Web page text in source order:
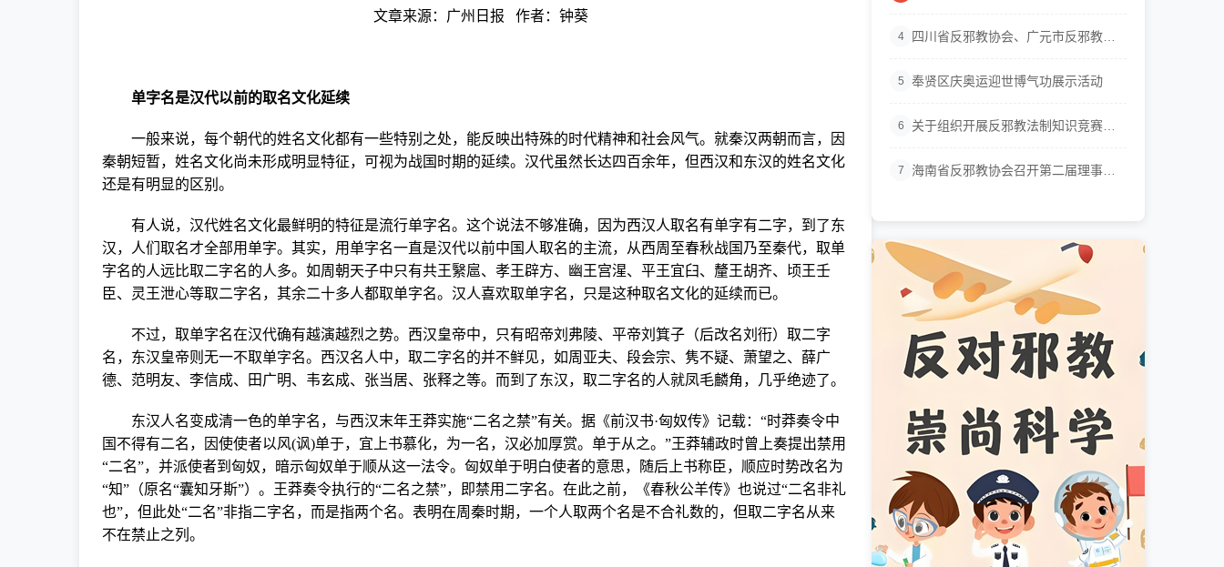
文章来源：广州日报 作者：钟葵
单字名是汉代以前的取名文化延续
一般来说，每个朝代的姓名文化都有一些特别之处，能反映出特殊的时代精神和社会风气。就秦汉两朝而言，因
秦朝短暂，姓名文化尚未形成明显特征，可视为战国时期的延续。汉代虽然长达四百余年，但西汉和东汉的姓名文化
还是有明显的区别。
有人说，汉代姓名文化最鲜明的特征是流行单字名。这个说法不够准确，因为西汉人取名有单字有二字，到了东
汉，人们取名才全部用单字。其实，用单字名一直是汉代以前中国人取名的主流，从西周至春秋战国乃至秦代，取单
字名的人远比取二字名的人多。如周朝天子中只有共王繄扈、孝王辟方、幽王宫湦、平王宜臼、釐王胡齐、顷王壬
臣、灵王泄心等取二字名，其余二十多人都取单字名。汉人喜欢取单字名，只是这种取名文化的延续而已。
不过，取单字名在汉代确有越演越烈之势。西汉皇帝中，只有昭帝刘弗陵、平帝刘箕子（后改名刘衎）取二字
名，东汉皇帝则无一不取单字名。西汉名人中，取二字名的并不鲜见，如周亚夫、段会宗、隽不疑、萧望之、薛广
德、范明友、李信成、田广明、韦玄成、张当居、张释之等。而到了东汉，取二字名的人就凤毛麟角，几乎绝迹了。
东汉人名变成清一色的单字名，与西汉末年王莽实施“二名之禁”有关。据《前汉书·匈奴传》记载：“时莽奏令中
国不得有二名，因使使者以风(讽)单于，宜上书慕化，为一名，汉必加厚赏。单于从之。”王莽辅政时曾上奏提出禁用
“二名”，并派使者到匈奴，暗示匈奴单于顺从这一法令。匈奴单于明白使者的意思，随后上书称臣，顺应时势改名为
“知”（原名“囊知牙斯”）。王莽奏令执行的“二名之禁”，即禁用二字名。在此之前，《春秋公羊传》也说过“二名非礼
也”，但此处“二名”非指二字名，而是指两个名。表明在周秦时期，一个人取两个名是不合礼数的，但取二字名从来
不在禁止之列。
4
四川省反邪教协会、广元市反邪教协
5 奉贤区庆奥运迎世博气功展示活动
6
关于组织开展反邪教法制知识竞赛活
7
海南省反邪教协会召开第二届理事会